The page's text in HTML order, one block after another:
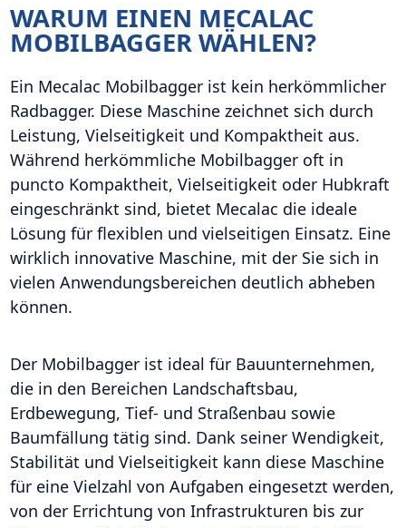
WARUM EINEN MECALAC
MOBILBAGGER WÄHLEN?
Ein Mecalac Mobilbagger ist kein herkömmlicher
Radbagger. Diese Maschine zeichnet sich durch
Leistung, Vielseitigkeit und Kompaktheit aus.
Während herkömmliche Mobilbagger oft in
puncto Kompaktheit, Vielseitigkeit oder Hubkraft
eingeschränkt sind, bietet Mecalac die ideale
Lösung für flexiblen und vielseitigen Einsatz. Eine
wirklich innovative Maschine, mit der Sie sich in
vielen Anwendungsbereichen deutlich abheben
können.
Der Mobilbagger ist ideal für Bauunternehmen,
die in den Bereichen Landschaftsbau,
Erdbewegung, Tief- und Straßenbau sowie
Baumfällung tätig sind. Dank seiner Wendigkeit,
Stabilität und Vielseitigkeit kann diese Maschine
für eine Vielzahl von Aufgaben eingesetzt werden,
von der Errichtung von Infrastrukturen bis zur